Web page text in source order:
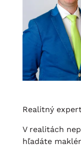
Realitný
V realitách
hľadáte